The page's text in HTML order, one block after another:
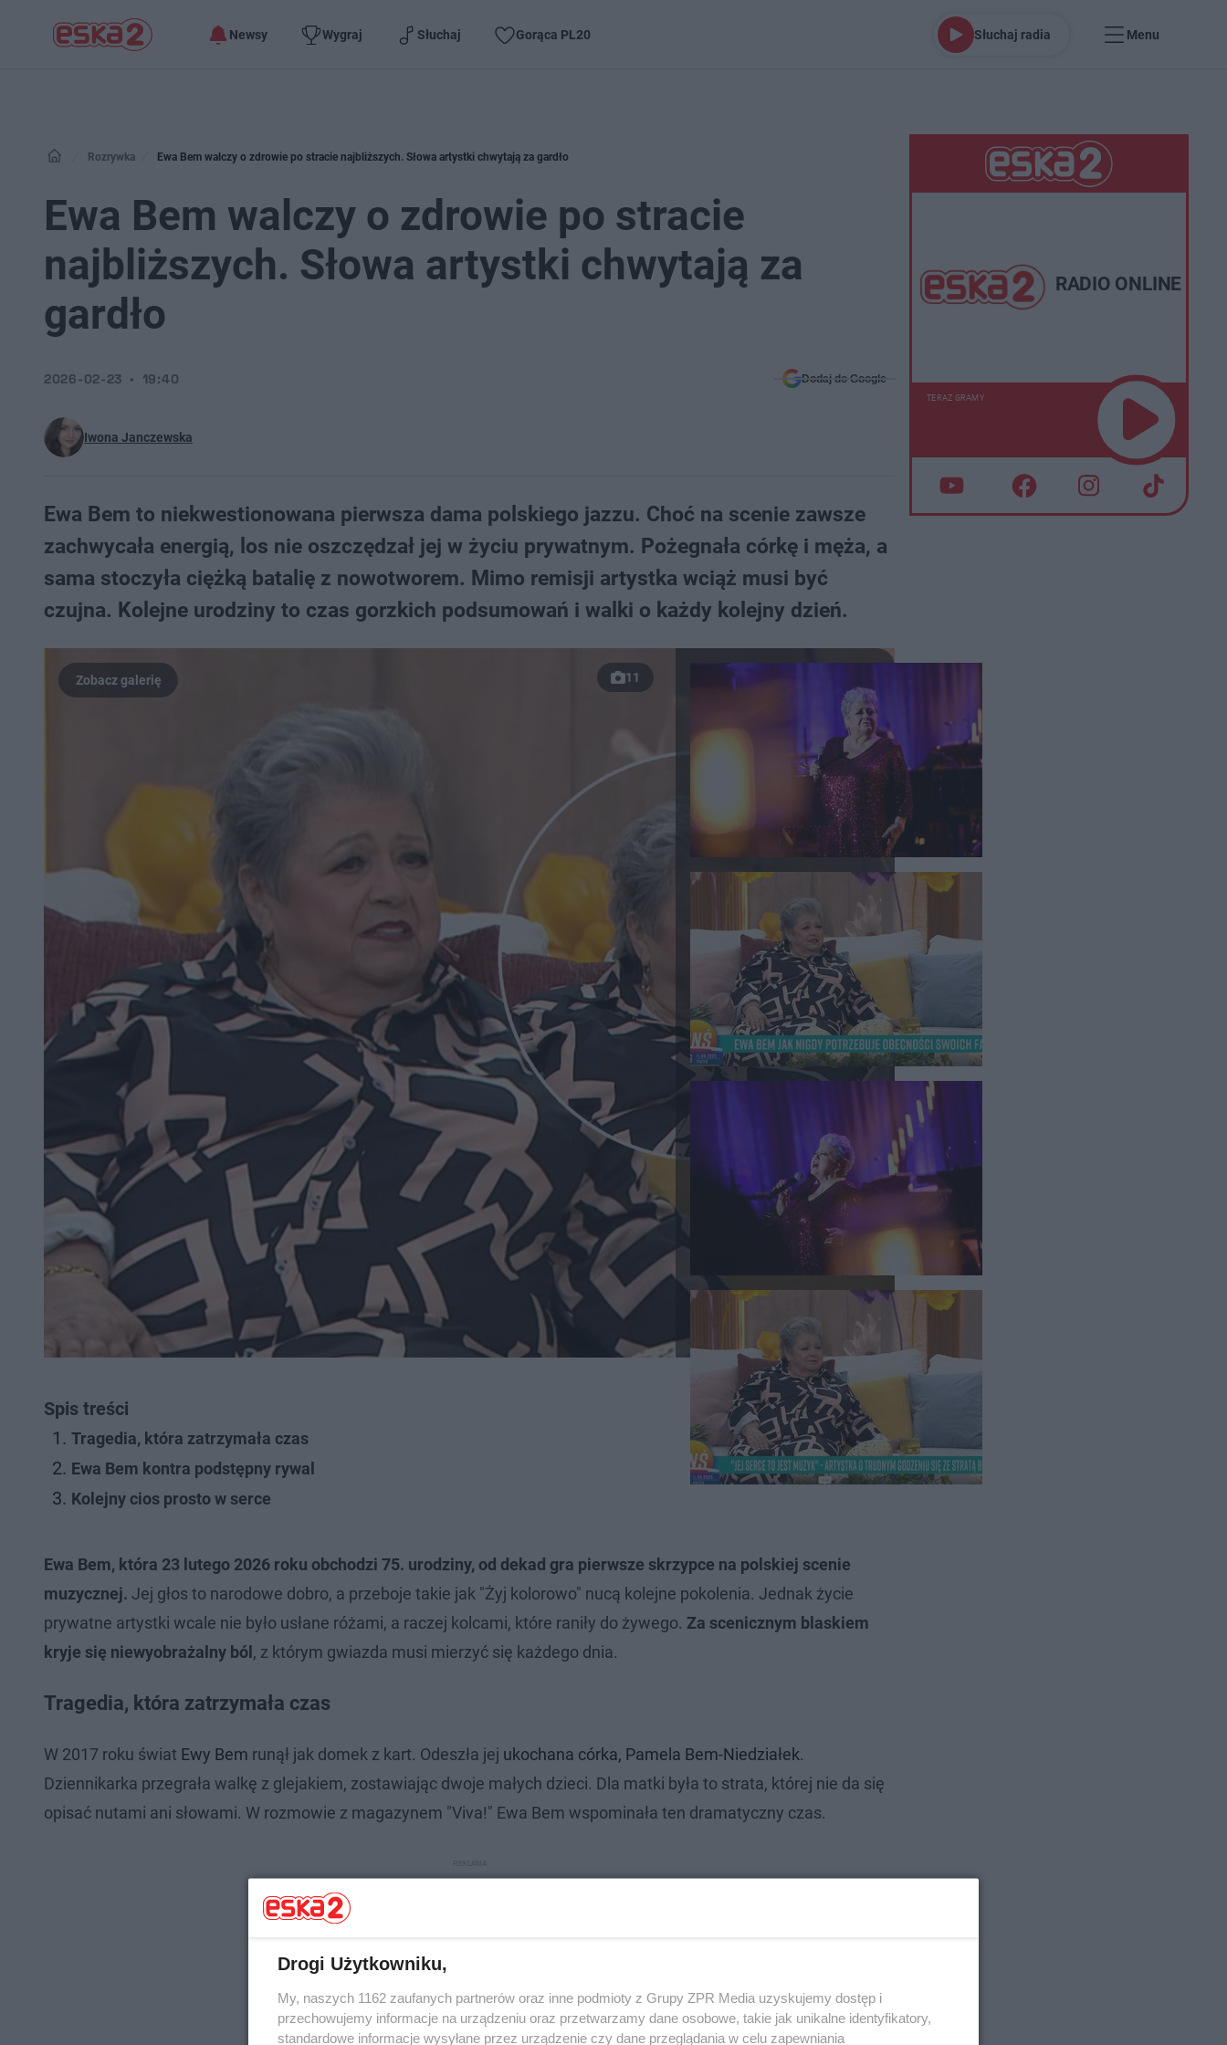
Newsy Wygraj Słuchaj Gorąca PL20 Słuchaj radia Menu
Rozrywka Ewa Bem walczy o zdrowie po stracie najbliższych. Słowa artystki chwytają za gardło
Ewa Bem walczy o zdrowie po stracie
najbliższych. Słowa artystki chwytają za
gardło
Iwona Janczewska
2026-02-23 19:40 Dodaj do Google
Ewa Bem to niekwestionowana pierwsza dama polskiego jazzu. Choć na scenie zawsze
zachwycała energią, los nie oszczędzał jej w życiu prywatnym. Pożegnała córkę i męża, a
sama stoczyła ciężką batalię z nowotworem. Mimo remisji artystka wciąż musi być
czujna. Kolejne urodziny to czas gorzkich podsumowań i walki o każdy kolejny dzień.
11
Spis treści
Tragedia, która zatrzymała czas
Ewa Bem kontra podstępny rywal
Kolejny cios prosto w serce
Ewa Bem, która 23 lutego 2026 roku obchodzi 75. urodziny, od dekad gra pierwsze skrzypce na polskiej scenie
muzycznej. Jej głos to narodowe dobro, a przeboje takie jak "Żyj kolorowo" nucą kolejne pokolenia. Jednak życie
prywatne artystki wcale nie było usłane różami, a raczej kolcami, które raniły do żywego. Za scenicznym blaskiem
kryje się niewyobrażalny ból , z którym gwiazda musi mierzyć się każdego dnia.
Tragedia, która zatrzymała czas
W 2017 roku świat Ewy Bem runął jak domek z kart. Odeszła jej ukochana córka, Pamela Bem-Niedziałek.
Dziennikarka przegrała walkę z glejakiem, zostawiając dwoje małych dzieci. Dla matki była to strata, której nie da się
opisać nutami ani słowami. W rozmowie z magazynem "Viva!" Ewa Bem wspominała ten dramatyczny czas.
RADIO ONLINE
TERAZ GRAMY
Drogi Użytkowniku,
My, naszych 1162 zaufanych partnerów oraz inne podmioty z Grupy ZPR Media uzyskujemy dostęp i
przechowujemy informacje na urządzeniu oraz przetwarzamy dane osobowe, takie jak unikalne identyfikatory,
standardowe informacje wysyłane przez urządzenie czy dane przeglądania w celu zapewniania